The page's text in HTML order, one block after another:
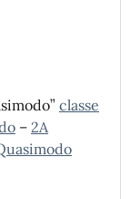
classe
– 2A